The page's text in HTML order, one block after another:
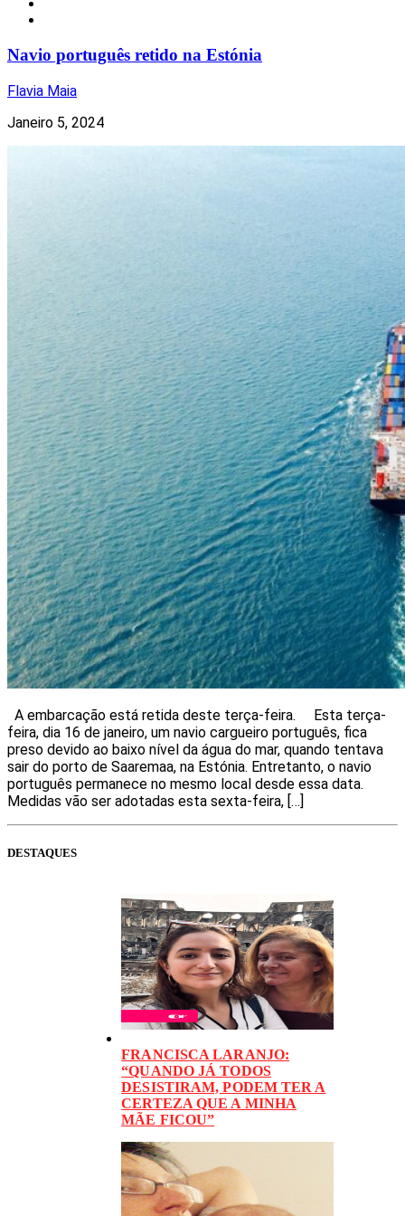
Navio português retido na Estónia
Flavia Maia
Janeiro 5, 2024
A embarcação está retida deste terça-feira. Esta terça-
feira, dia 16 de janeiro, um navio cargueiro português, fica
preso devido ao baixo nível da água do mar, quando tentava
sair do porto de Saaremaa, na Estónia. Entretanto, o navio
português permanece no mesmo local desde essa data.
Medidas vão ser adotadas esta sexta-feira, […]
DESTAQUES
FRANCISCA LARANJO:
“QUANDO JÁ TODOS
DESISTIRAM, PODEM TER A
CERTEZA QUE A MINHA
MÃE FICOU”